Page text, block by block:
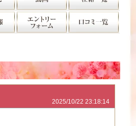
2025/10/22 23:18:14